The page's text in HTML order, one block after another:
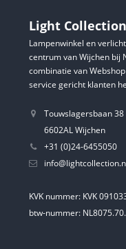
Light Collection
Lampenwinkel en
centrum van Wijchen bij
combinatie van
service gericht klanten
Touwslagersbaan 38
6602AL Wijchen
+31 (0)24-6455050
KVK nummer: KVK
btw-nummer: